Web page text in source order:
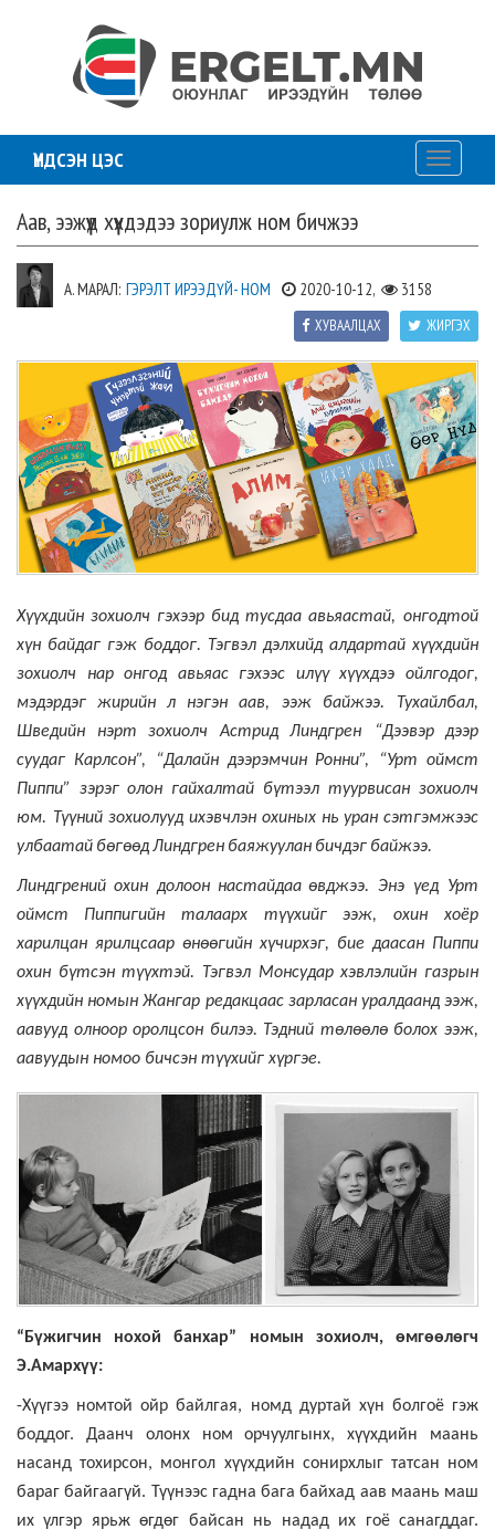
ҮНДСЭН ЦЭС
Toggle
Аав, ээжүүд хүүхдэдээ зориулж ном бичжээ
А. МАРАЛ: ГЭРЭЛТ ИРЭЭДҮЙ- НОМ 2020-10-12, 3158
ЖИРГЭХ
ХУВААЛЦАХ
Хүүхдийн зохиолч гэхээр бид тусдаа авьяастай, онгодтой
хүн байдаг гэж боддог. Тэгвэл дэлхийд алдартай хүүхдийн
зохиолч
нар онгод авьяас гэхээс илүү хүүхдээ ойлгодог,
мэдэрдэг
жирийн л нэгэн аав, ээж байжээ. Тухайлбал,
Шведийн
нэрт зохиолч Астрид Линдгрен “Дээвэр
дээр
суудаг Карлсон”, “Далайн дээрэмчин Ронни”, “Урт оймст
Пиппи”
зэрэг олон гайхалтай бүтээл туурвисан зохиолч
юм. Түүний зохиолууд ихэвчлэн охиных нь уран сэтгэмжээс
улбаатай бөгөөдЛиндгрен баяжуулан бичдэг байжээ.
Линдгрений охин долоон настайдаа өвджээ. Энэ үед Урт
оймст
Пиппигийн талаарх түүхийг ээж, охин хоёр
харилцан ярилцсаар өнөөгийн хүчирхэг, бие даасан Пиппи
охин бүтсэн түүхтэй. Тэгвэл Монсудар хэвлэлийн газрын
хүүхдийн номын Жангар редакцаас зарласан уралдаанд ээж,
аавууд олноор оролцсон билээ. Тэдний төлөөлө болох ээж,
аавуудын номоо бичсэн түүхийг хүргэе.
“Бүжигчин нохой банхар” номын зохиолч, өмгөөлөгч
Э.Амархүү:
-Хүүгээ номтой ойр байлгая, номд дуртай хүн болгоё гэж
боддог. Даанч олонх ном орчуулгынх, хүүхдийн маань
насанд тохирсон, монгол хүүхдийн сонирхлыг татсан ном
бараг байгаагүй. Түүнээс гадна бага байхад аав маань маш
их үлгэр ярьж өгдөг байсан нь надад их гоё санагддаг.